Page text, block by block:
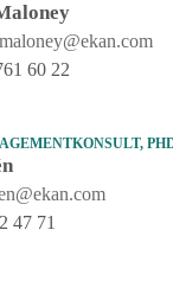
60 22
47 71